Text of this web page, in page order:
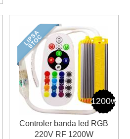
1200w
Controler banda led RGB
220V RF 1200W